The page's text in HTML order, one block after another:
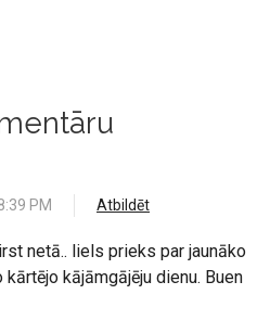
PM Atbildēt
netā.. liels prieks par jaunāko
kājāmgājēju dienu. Buen